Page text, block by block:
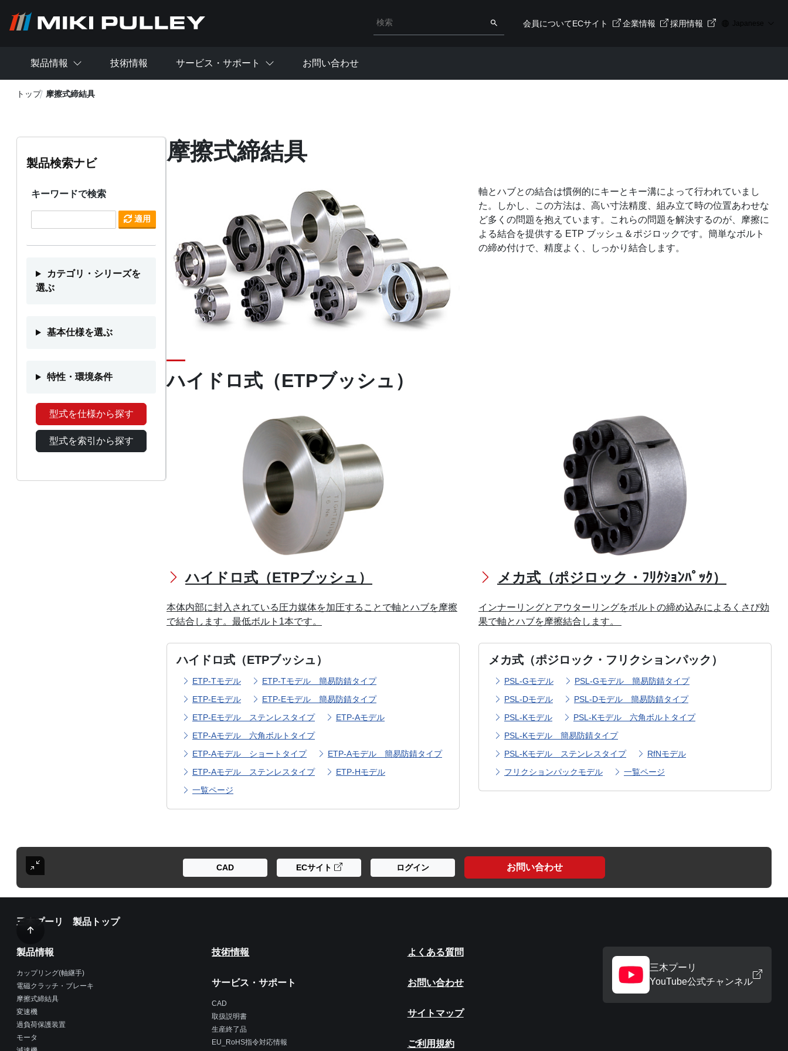
検索キーワード入力 検索
会員についてECサイト 企業情報 採用情報 Japanese
製品情報 技術情報 サービス・サポート お問い合わせ
トップ 摩擦式締結具
製品検索ナビ
キーワードで検索
適用
カテゴリ・シリーズを
選ぶ
基本仕様を選ぶ
特性・環境条件
型式を仕様から探す
型式を索引から探す
摩擦式締結具
軸とハブとの結合は慣例的にキーとキー溝によって行われていまし
た。しかし、この方法は、高い寸法精度、組み立て時の位置あわせな
ど多くの問題を抱えています。これらの問題を解決するのが、摩擦に
よる結合を提供する ETP ブッシュ＆ポジロックです。簡単なボルト
の締め付けで、精度よく、しっかり結合します。
ハイドロ式（ETPブッシュ）
ハイドロ式（ETPブッシュ）
本体内部に封入されている圧力媒体を加圧することで軸とハブを摩擦
で結合します。最低ボルト1本です。
ハイドロ式（ETPブッシュ）
ETP-Tモデル
ETP-Tモデル 簡易防錆タイプ
ETP-Eモデル
ETP-Eモデル 簡易防錆タイプ
ETP-Eモデル ステンレスタイプ
ETP-Aモデル
ETP-Aモデル 六角ボルトタイプ
ETP-Aモデル ショートタイプ
ETP-Aモデル 簡易防錆タイプ
ETP-Aモデル ステンレスタイプ
ETP-Hモデル
一覧ページ
メカ式（ポジロック・ﾌﾘｸｼｮﾝﾊﾟｯｸ）
インナーリングとアウターリングをボルトの締め込みによるくさび効
果で軸とハブを摩擦結合します。
メカ式（ポジロック・フリクションパック）
PSL-Gモデル
PSL-Gモデル 簡易防錆タイプ
PSL-Dモデル
PSL-Dモデル 簡易防錆タイプ
PSL-Kモデル
PSL-Kモデル 六角ボルトタイプ
PSL-Kモデル 簡易防錆タイプ
PSL-Kモデル ステンレスタイプ
RfNモデル
フリクションパックモデル
一覧ページ
CAD ECサイト ログイン お問い合わせ
三木プーリ 製品トップ
製品情報
カップリング(軸継手)
電磁クラッチ・ブレーキ
摩擦式締結具
変速機
過負荷保護装置
モータ
技術情報
サービス・サポート
CAD
取扱説明書
生産終了品
EU_RoHS指令対応情報
よくある質問
お問い合わせ
サイトマップ
ご利用規約
三木プーリ
YouTube公式チャンネル